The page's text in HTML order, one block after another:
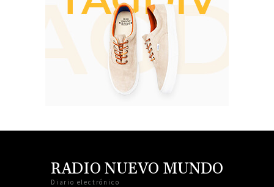
RADIO NUEVO MUNDO
Diario electrónico